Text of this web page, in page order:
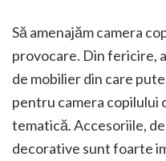
Să amenajăm camera
provocare. Din fericire,
de mobilier din care
pentru camera copilului
tematică. Accesoriile,
decorative sunt foarte